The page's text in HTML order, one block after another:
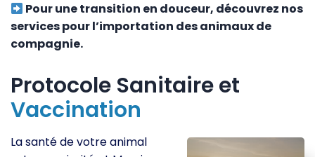
Pour une transition en douceur, découvrez nos
services pour l’importation des animaux de
compagnie.
Protocole Sanitaire et
Vaccination
La santé de votre animal